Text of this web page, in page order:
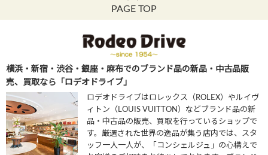
PAGE TOP
横浜・新宿・渋谷・銀座・麻布でのブランド品の新品・中古品販
売、買取なら「ロデオドライブ」
ロデオドライブはロレックス（ROLEX）やルイヴ
ィトン（LOUIS VUITTON）などブランド品の新
品・中古品の販売、買取を行っているショップで
す。厳選された世界の逸品が集う店内では、スタ
ッフ一人一人が、「コンシェルジュ」の心構えで